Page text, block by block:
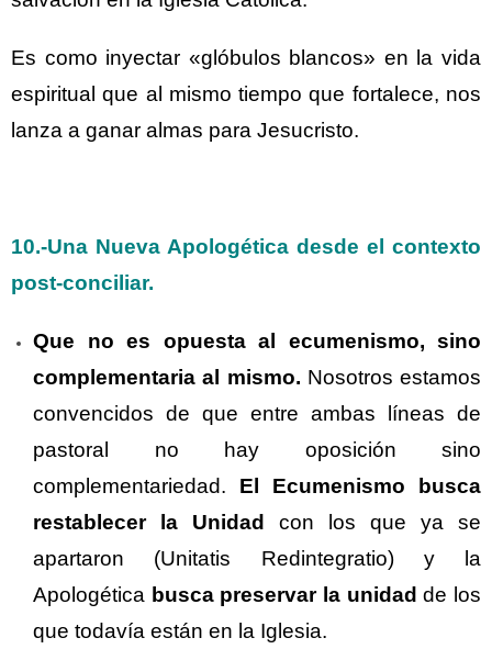
Es como inyectar «glóbulos blancos» en la vida
espiritual que al mismo tiempo que fortalece, nos
lanza a ganar almas para Jesucristo.
10.-Una Nueva Apologética desde el contexto
post-conciliar.
Que no es opuesta al ecumenismo, sino
complementaria al mismo. Nosotros estamos
convencidos de que entre ambas líneas de
pastoral no hay oposición sino
complementariedad. El Ecumenismo busca
restablecer la Unidad
con los que ya se
apartaron (Unitatis Redintegratio) y la
Apologética busca preservar la unidad de los
que todavía están en la Iglesia.